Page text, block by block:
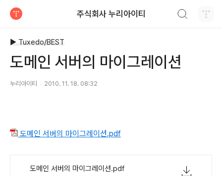
주식회사 누리아이티
▶ Tuxedo/BEST
도메인 서버의 마이그레이션
누리아이티 2010. 11. 18. 08:32
도메인 서버의 마이그레이션.pdf
도메인 서버의 마이그레이션.pdf